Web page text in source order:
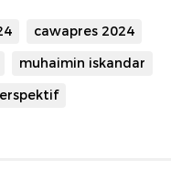
cawapres 2024
muhaimin iskandar